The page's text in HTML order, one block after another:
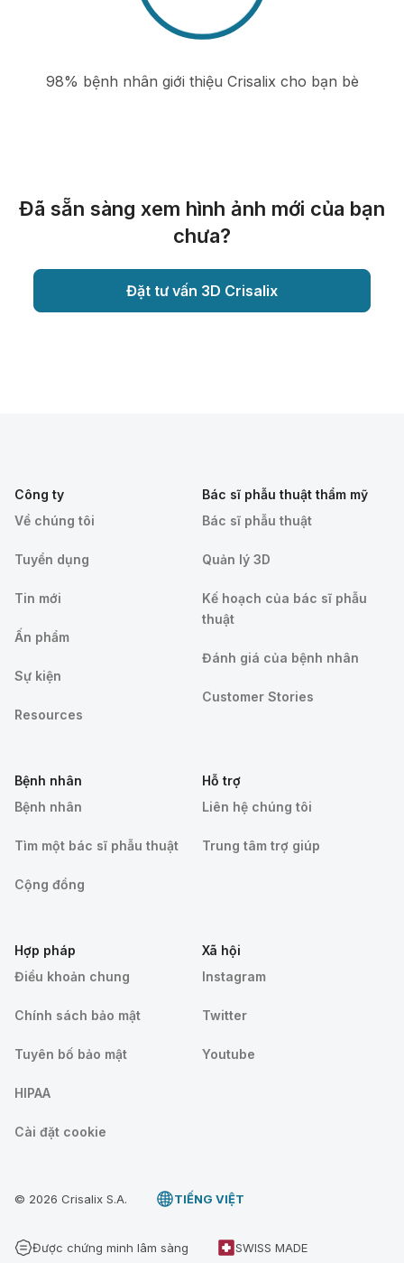
98% bệnh nhân giới thiệu Crisalix cho bạn bè
Đã sẵn sàng xem hình ảnh mới của bạn
chưa?
Đặt tư vấn 3D Crisalix
Công ty
Về chúng tôi
Tuyển dụng
Tin mới
Ấn phẩm
Sự kiện
Resources
Bác sĩ phẫu thuật thẩm mỹ
Bác sĩ phẫu thuật
Quản lý 3D
Kế hoạch của bác sĩ phẫu
thuật
Đánh giá của bệnh nhân
Customer Stories
Bệnh nhân
Bệnh nhân
Tìm một bác sĩ phẫu thuật
Cộng đồng
Hỗ trợ
Liên hệ chúng tôi
Trung tâm trợ giúp
Hợp pháp
Điều khoản chung
Chính sách bảo mật
Tuyên bố bảo mật
HIPAA
Cài đặt cookie
Xã hội
Instagram
Twitter
Youtube
© 2026 Crisalix S.A. TIẾNG VIỆT
Được chứng minh lâm sàng SWISS MADE